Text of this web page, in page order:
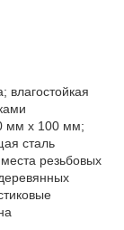
мм х 100 мм;
сталь
резьбовых